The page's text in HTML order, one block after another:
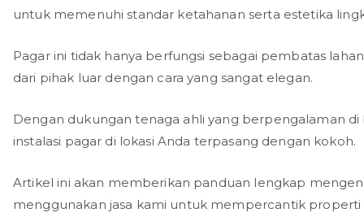
untuk memenuhi standar ketahanan serta estetika
Pagar ini tidak hanya berfungsi sebagai pembatas
dari pihak luar dengan cara yang sangat elegan.
Dengan dukungan tenaga ahli yang berpengalaman
instalasi pagar di lokasi Anda terpasang dengan kokoh.
Artikel ini akan memberikan panduan lengkap
menggunakan jasa kami untuk mempercantik properti